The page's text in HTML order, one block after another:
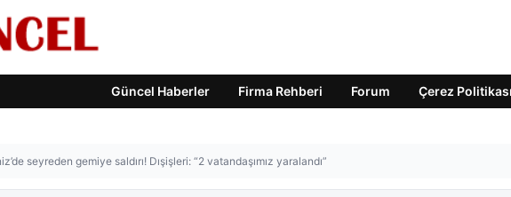
Güncel Haberler Firma Rehberi Forum Çerez Politikası
seyreden gemiye saldırı! Dışişleri: “2 vatandaşımız yaralandı”